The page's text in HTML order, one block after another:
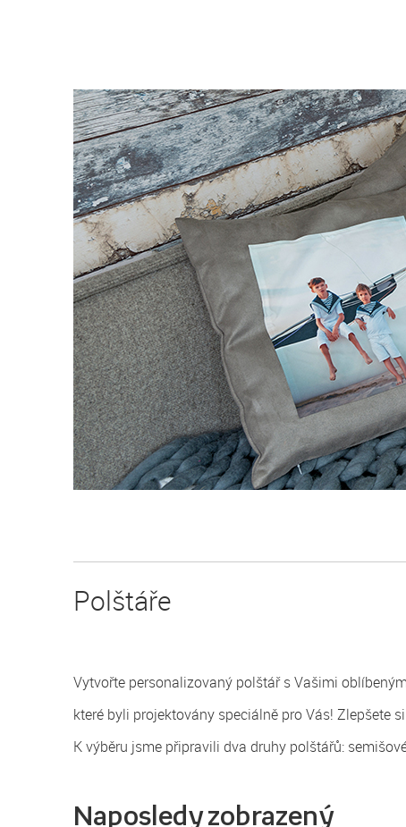
Polštáře
Vytvořte personalizovaný polštář s Vašimi
které byli projektovány speciálně pro Vás! Zlepšete
K výběru jsme připravili dva druhy polštářů:
Naposledy zobrazený